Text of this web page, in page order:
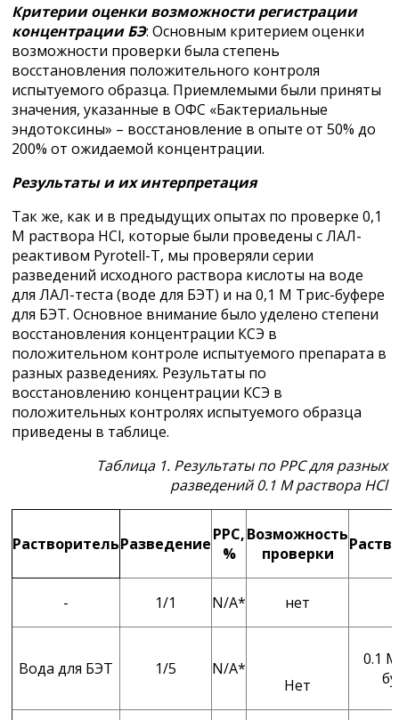
Критерии оценки возможности регистрации
концентрации БЭ: Основным критерием оценки
возможности проверки была степень
восстановления положительного контроля
испытуемого образца. Приемлемыми были приняты
значения, указанные в ОФС «Бактериальные
эндотоксины» – восстановление в опыте от 50% до
200% от ожидаемой концентрации.
Результаты и их интерпретация
Так же, как и в предыдущих опытах по проверке 0,1
М раствора HCl, которые были проведены с ЛАЛ-
реактивом Pyrotell-T, мы проверяли серии
разведений исходного раствора кислоты на воде
для ЛАЛ-теста (воде для БЭТ) и на 0,1 М Трис-буфере
для БЭТ. Основное внимание было уделено степени
восстановления концентрации КСЭ в
положительном контроле испытуемого препарата в
разных разведениях. Результаты по
восстановлению концентрации КСЭ в
положительных контролях испытуемого образца
приведены в таблице.
Таблица 1. Результаты по РРС для разных
разведений 0.1 М раствораHCl
РастворительРазведениеРРС,
%
Возможность
проверки
- 1/1 N/A* нет
Вода для БЭТ 1/5
N/A*
Нет
0.1